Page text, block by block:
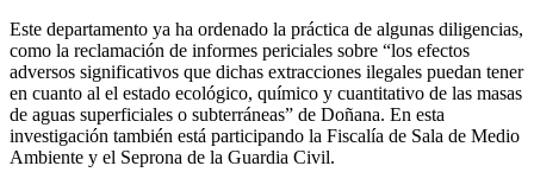
Este departamento ya ha ordenado la práctica de algunas diligencias,
como la reclamación de informes periciales sobre “los efectos
adversos significativos que dichas extracciones ilegales puedan tener
en cuanto al el estado ecológico, químico y cuantitativo de las masas
de aguas superficiales o subterráneas” de Doñana. En esta
investigación también está participando la Fiscalía de Sala de Medio
Ambiente y el Seprona de la Guardia Civil.